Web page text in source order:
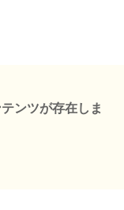
ンツが存在しま